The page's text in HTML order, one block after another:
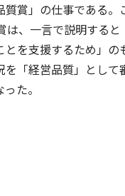
賞」の仕事である。
は、一言で説明すると
を支援するため」の
「経営品質」として
た。